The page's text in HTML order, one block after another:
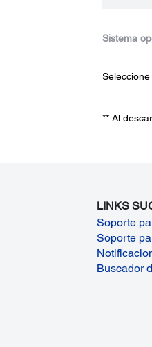
Sistema
** Al
LINKS
Soporte
Soporte
Buscador